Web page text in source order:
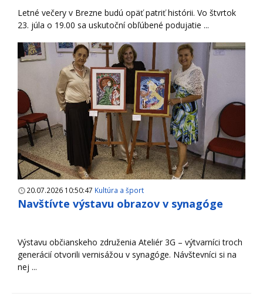
Letné večery v Brezne budú opäť patriť histórii. Vo štvrtok
23. júla o 19.00 sa uskutoční obľúbené podujatie ...
20.07.2026 10:50:47 Kultúra a šport
Navštívte výstavu obrazov v synagóge
Výstavu občianskeho združenia Ateliér 3G – výtvarníci troch
generácií otvorili vernisážou v synagóge. Návštevníci si na
nej ...